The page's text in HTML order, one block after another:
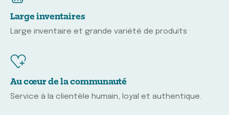
Large inventaires
Large inventaire et grande variété de produits
Au cœur de la communauté
Service à la clientèle humain, loyal et authentique.